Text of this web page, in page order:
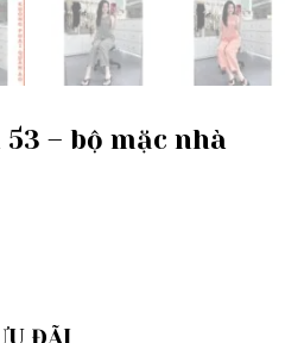
– bộ mặc nhà
ĐÃI